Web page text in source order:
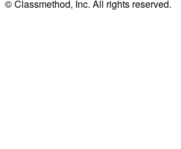
© Classmethod, Inc. All rights reserved.